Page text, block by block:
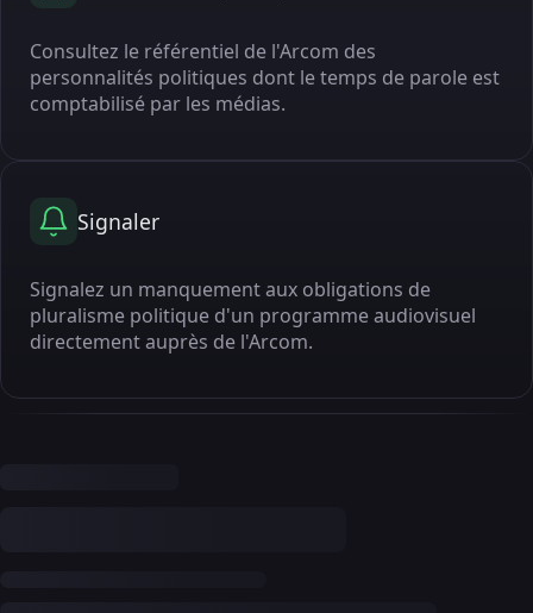
Consultez le référentiel de l'Arcom des
personnalités politiques dont le temps de parole est
comptabilisé par les médias.
Signaler
Signalez un manquement aux obligations de
pluralisme politique d'un programme audiovisuel
directement auprès de l'Arcom.